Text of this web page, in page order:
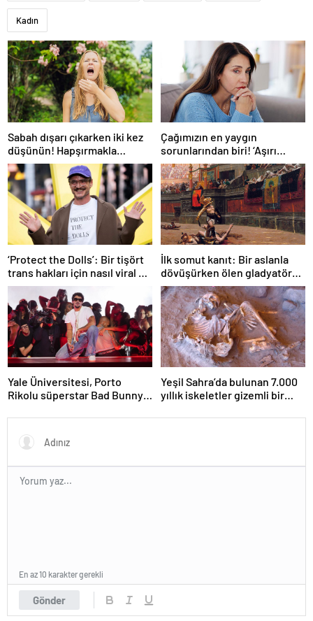
Kadın
Sabah dışarı çıkarken iki kez
düşünün! Hapşırmakla
başlayıp astıma
dönüşebiliyor
Çağımızın en yaygın
sorunlarından biri! ‘Aşırı
düşünmeyle başa çıkmak
mümkün’
‘Protect the Dolls’: Bir tişört
trans hakları için nasıl viral bir
sembol haline geldi?
İlk somut kanıt: Bir aslanla
dövüşürken ölen gladyatörün
iskeleti bulundu
Yale Üniversitesi, Porto
Rikolu süperstar Bad Bunny
Yeşil Sahra’da bulunan 7.000
yıllık iskeletler gizemli bir
Gönder
En az 10 karakter gerekli